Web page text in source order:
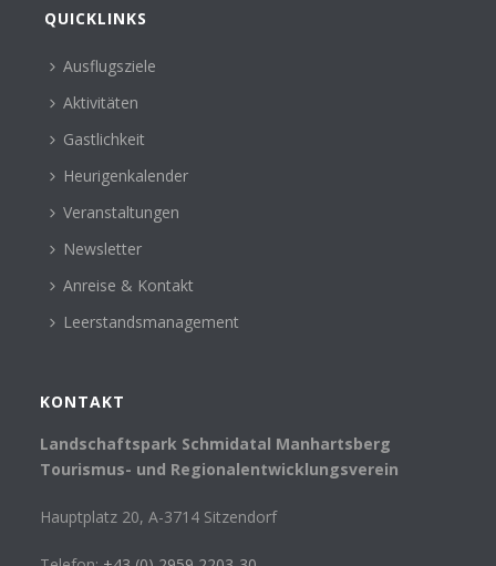
QUICKLINKS
Ausflugsziele
Aktivitäten
Gastlichkeit
Heurigenkalender
Veranstaltungen
Newsletter
Anreise & Kontakt
Leerstandsmanagement
KONTAKT
Landschaftspark Schmidatal Manhartsberg
Tourismus- und Regionalentwicklungsverein
Hauptplatz 20, A-3714 Sitzendorf